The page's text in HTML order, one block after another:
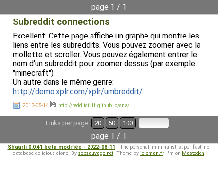
page 1 / 1
Subreddit connections
Excellent: Cette page affiche un graphe qui montre les
liens entre les subreddits. Vous pouvez zoomer avec la
mollette et scroller. Vous pouvez également entrer le
nom d'un subreddit pour zoomer dessus (par exemple
"minecraft").
Un autre dans le même genre:
http://demo.xplr.com/xplr/umbreddit/
2013-05-14 http://redditstuff.github.io/sna/
Links per page: 20 50 100
page 1 / 1
Shaarli 0.0.41 beta modifiée - 2022-08-11 - The personal, minimalist, super-fast, no-
database delicious clone. By sebsauvage.net. Theme by idleman.fr. I'm on Mastodon.